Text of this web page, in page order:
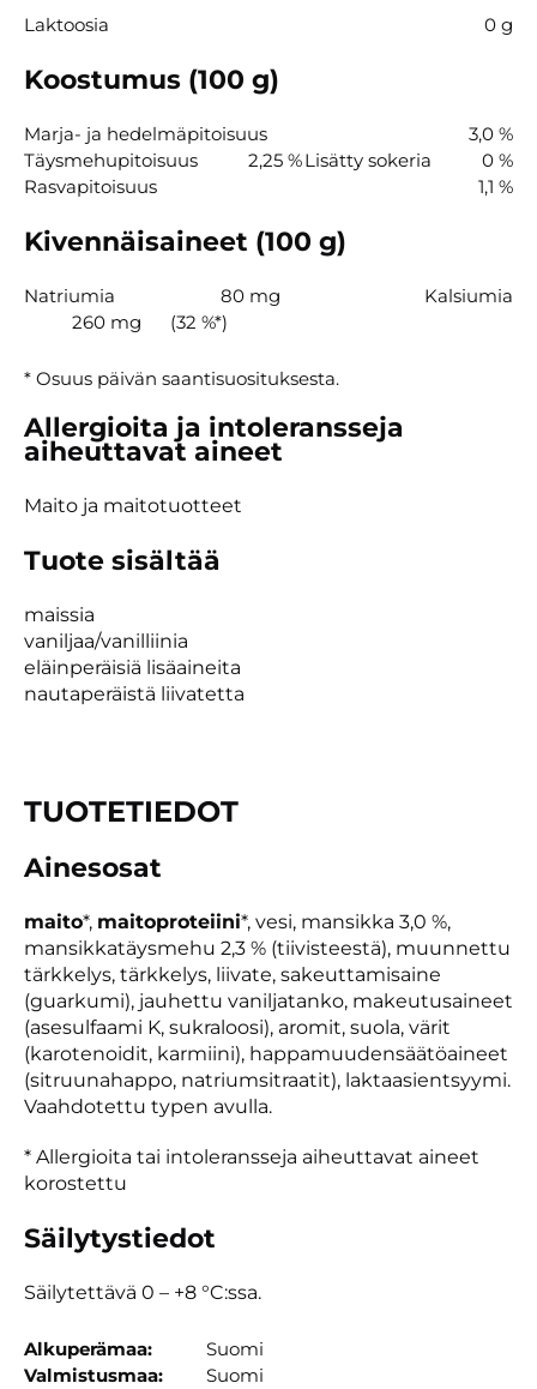
Laktoosia 0 g
Koostumus (100 g)
Marja- ja hedelmäpitoisuus
3,0 %
Täysmehupitoisuus
2,25 %Lisätty sokeria
0 %
Rasvapitoisuus
1,1 %
Kivennäisaineet (100 g)
Natriumia 80 mg
Kalsiumia
260 mg
(32 %*)
* Osuus päivän saantisuosituksesta.
Allergioita ja intoleransseja
aiheuttavat aineet
Maito ja maitotuotteet
Tuote sisältää
maissia
vaniljaa/vanilliinia
eläinperäisiä lisäaineita
nautaperäistä liivatetta
TUOTETIEDOT
Ainesosat
maito*, maitoproteiini*, vesi, mansikka 3,0 %,
mansikkatäysmehu 2,3 % (tiivisteestä), muunnettu
tärkkelys, tärkkelys, liivate, sakeuttamisaine
(guarkumi), jauhettu vaniljatanko, makeutusaineet
(asesulfaami K, sukraloosi), aromit, suola, värit
(karotenoidit, karmiini), happamuudensäätöaineet
(sitruunahappo, natriumsitraatit), laktaasientsyymi.
Vaahdotettu typen avulla.
* Allergioita tai intoleransseja aiheuttavat aineet
korostettu
Säilytystiedot
Säilytettävä 0 – +8 °C:ssa.
Alkuperämaa
Suomi
Valmistusmaa
Suomi